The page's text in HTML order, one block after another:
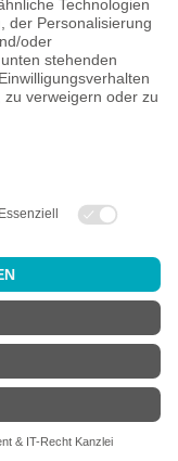
angegeben.
müssen Siemindestens